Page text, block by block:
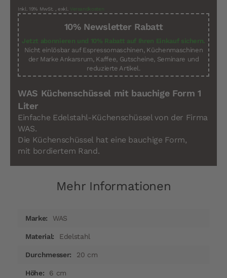
Inkl. 19% MwSt. , exkl. Versandkosten
10% Newsletter Rabatt
Jetzt abonnieren und 10% Rabatt auf Ihren Einkauf sichern.
Nicht einlösbar auf Espressomaschinen, Küchenmaschinen
der Marke Ankarsrum, Kaffee, Gutscheine, Seminare und
reduzierte Artikel.
WAS Küchenschüssel mit bauchige Form 1
Liter
Einfache Edelstahl-Küchenschüssel von der Firma
WAS.
Die Küchenschüssel hat eine bauchige Form,
mit bordiertem Rand.
Mehr Informationen
InformationenWAS
Edelstahl
20 cm
6 cm